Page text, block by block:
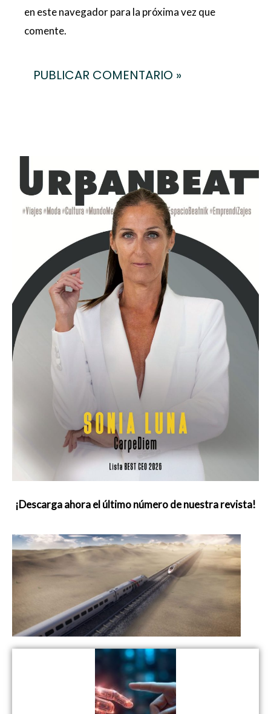
en este navegador para la próxima vez que
comente.
¡Descarga ahora el último número de nuestra revista!